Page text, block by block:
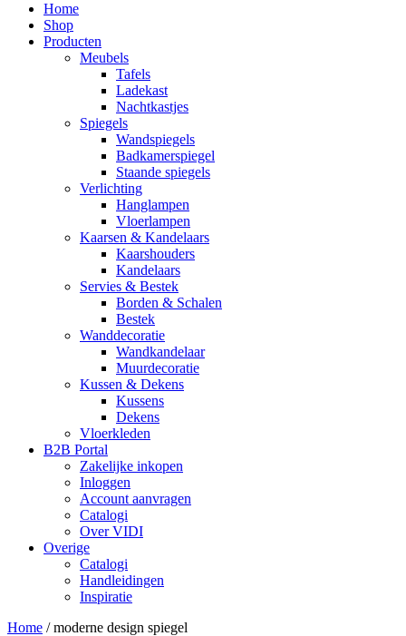
Home
Shop
Producten
Meubels
Tafels
Ladekast
Nachtkastjes
Spiegels
Wandspiegels
Badkamerspiegel
Staande spiegels
Verlichting
Hanglampen
Vloerlampen
Kaarsen & Kandelaars
Kaarshouders
Kandelaars
Servies & Bestek
Borden & Schalen
Bestek
Wanddecoratie
Wandkandelaar
Muurdecoratie
Kussen & Dekens
Kussens
Dekens
Vloerkleden
B2B Portal
Zakelijke inkopen
Inloggen
Account aanvragen
Catalogi
Over VIDI
Overige
Catalogi
Handleidingen
Inspiratie
Home /moderne design spiegel